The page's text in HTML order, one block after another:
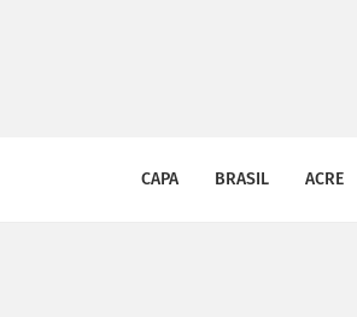
CAPA BRASIL ACRE